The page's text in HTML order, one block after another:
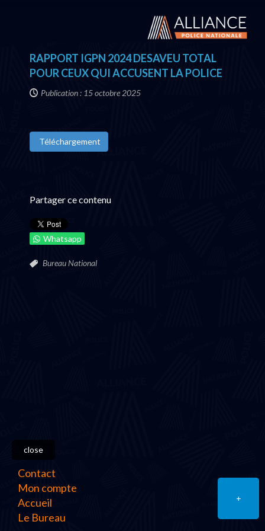
RAPPORT IGPN 2024 DESAVEU TOTAL
POUR CEUX QUI ACCUSENT LA POLICE
Publication : 15 octobre 2025
Téléchargement
Partager ce contenu
Whatsapp
Bureau National
+
close
Contact
Mon compte
Accueil
Le Bureau